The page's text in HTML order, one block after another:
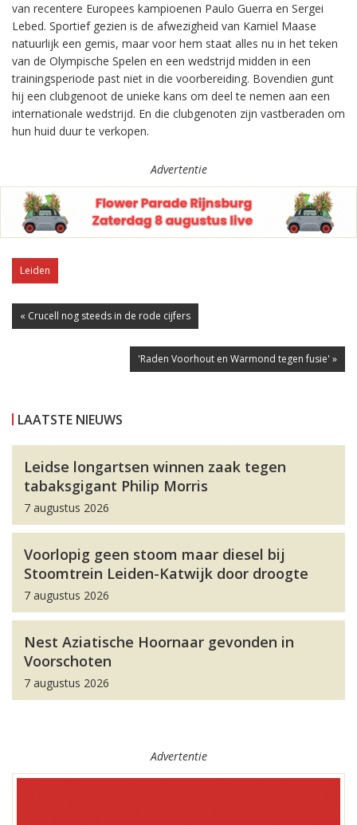
van recentere Europees kampioenen Paulo Guerra en Sergei
Lebed. Sportief gezien is de afwezigheid van Kamiel Maase
natuurlijk een gemis, maar voor hem staat alles nu in het teken
van de Olympische Spelen en een wedstrijd midden in een
trainingsperiode past niet in die voorbereiding. Bovendien gunt
hij een clubgenoot de unieke kans om deel te nemen aan een
internationale wedstrijd. En die clubgenoten zijn vastberaden om
hun huid duur te verkopen.
Advertentie
Leiden
« Crucell nog steeds in de rode cijfers
'Raden Voorhout en Warmond tegen fusie' »
LAATSTE NIEUWS
Leidse longartsen winnen zaak tegen
tabaksgigant Philip Morris
7 augustus 2026
Voorlopig geen stoom maar diesel bij
Stoomtrein Leiden-Katwijk door droogte
7 augustus 2026
Nest Aziatische Hoornaar gevonden in
Voorschoten
7 augustus 2026
Advertentie